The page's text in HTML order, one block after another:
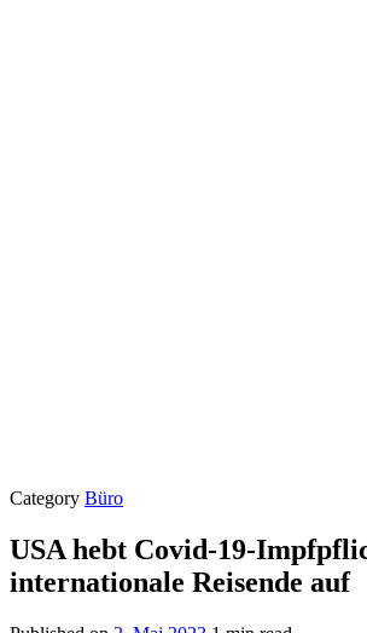
Category Büro
USA hebt Covid-19-
internationale Reisende auf